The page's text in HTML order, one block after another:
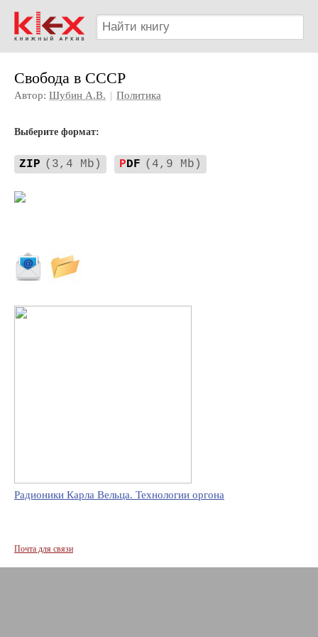
Свобода в СССР
Автор: Шубин А.В. | Политика
Выберите формат:
ZIP (3,4 Mb) PDF (4,9 Mb)
Радионики Карла Вельца. Технологии оргона
Почта для связи